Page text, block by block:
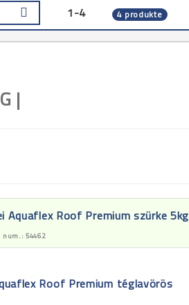
1-4 4 produkte
|
Aquaflex Roof Premium szürke 5kg
54462
Roof Premium téglavörös